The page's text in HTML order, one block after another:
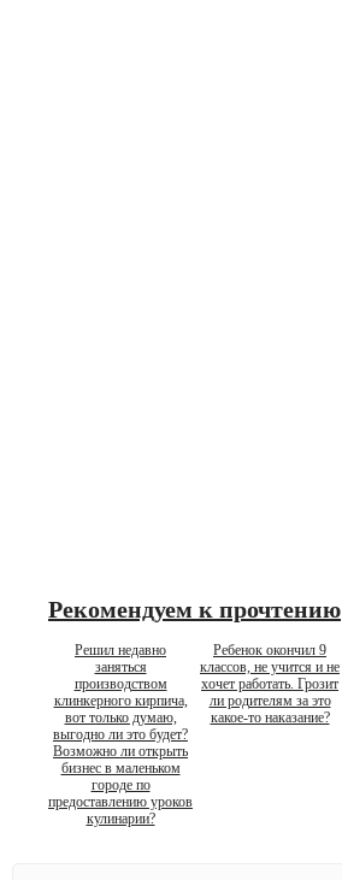
Рекомендуем к прочтению
Решил недавно
заняться
производством
клинкерного кирпича,
вот только думаю,
выгодно ли это будет?
Ребенок окончил 9
классов, не учится и не
хочет работать. Грозит
ли родителям за это
какое-то наказание?
Возможно ли открыть
бизнес в маленьком
городе по
предоставлению уроков
кулинарии?